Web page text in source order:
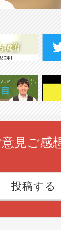
見ご感
投稿する